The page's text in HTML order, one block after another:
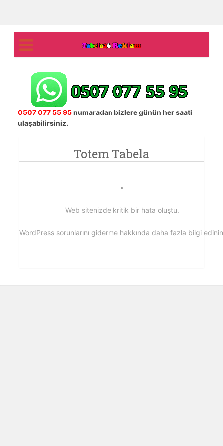
0507 077 55 95numaradan bizlere günün her saati
ulaşabilirsiniz.
Totem Tabela
Web sitenizde kritik bir hata oluştu.
WordPress sorunlarını giderme hakkında daha fazla bilgi